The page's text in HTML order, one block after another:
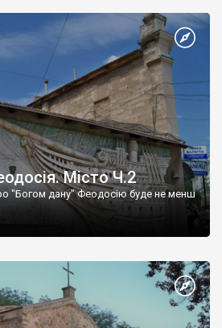
Місто Ч.2
"Богом дану" Феодосію буде не менш